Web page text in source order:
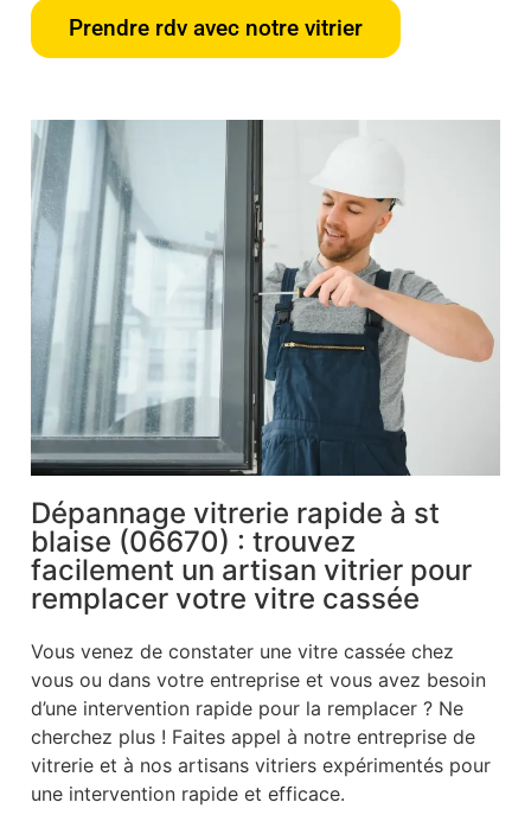
Prendre rdv avec notre vitrier
Dépannage vitrerie rapide à st
blaise (06670) : trouvez
facilement un artisan vitrier pour
remplacer votre vitre cassée
Vous venez de constater une vitre cassée chez
vous ou dans votre entreprise et vous avez besoin
d’une intervention rapide pour la remplacer ? Ne
cherchez plus ! Faites appel à notre entreprise de
vitrerie et à nos artisans vitriers expérimentés pour
une intervention rapide et efficace.